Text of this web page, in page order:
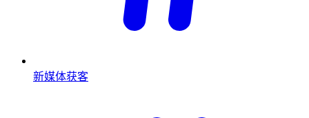
新媒体获客